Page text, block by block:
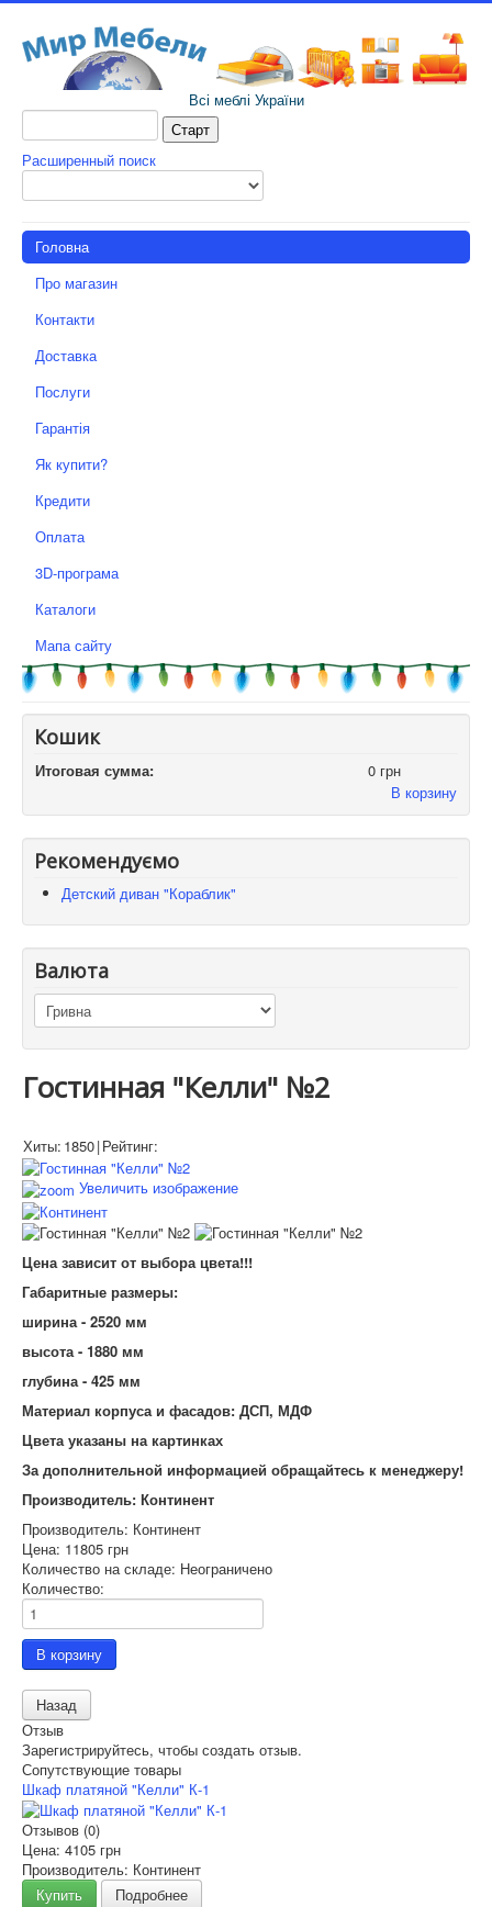
Всі меблі України
Расширенный поиск
Головна
Про магазин
Контакти
Доставка
Послуги
Гарантія
Як купити?
Кредити
Оплата
3D-програма
Каталоги
Мапа сайту
Кошик
Итоговая сумма:
0 грн
В корзину
Рекомендуємо
Детский диван "Кораблик"
Валюта
Гостинная "Келли" №2
Хиты: 1850|Рейтинг:
Увеличить изображение
Цена зависит от выбора цвета!!!
Габаритные размеры:
ширина - 2520 мм
высота - 1880 мм
глубина - 425 мм
Материал корпуса и фасадов: ДСП, МДФ
Цвета указаны на картинках
За дополнительной информацией обращайтесь к менеджеру!
Производитель: Континент
Производитель: Континент
Цена: 11805 грн
Количество на складе: Неограничено
Количество:
Отзыв
Зарегистрируйтесь, чтобы создать отзыв.
Сопутствующие товары
Шкаф платяной "Келли" К-1
Отзывов (0)
Цена: 4105 грн
Производитель: Континент
Купить
Подробнее